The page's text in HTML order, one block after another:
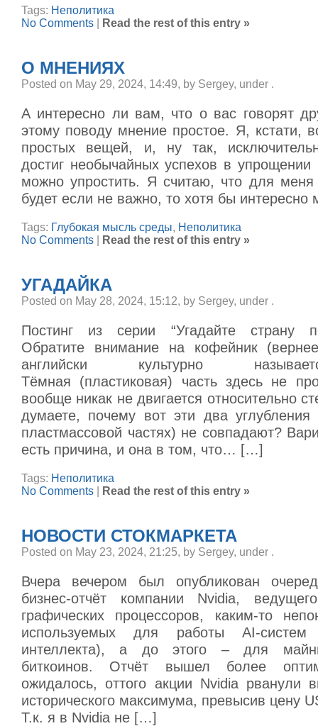
Tags: Неполитика
No Comments
Read the rest of this entry »
О МНЕНИЯХ
Posted on May 29, 2024, 14:49, by Sergey, under .
А интересно ли вам, что о вас говорят
этому поводу мнение простое. Я, кстати,
простых вещей, и, ну так,
достиг необычайных успехов в упрощении
можно упростить. Я считаю, что для
будет если не важно, то хотя бы
Tags: Глубокая мысль среды, Неполитика
No Comments
Read the rest of this entry »
УГАДАЙКА
Posted on May 28, 2024, 15:12, by Sergey, under .
Постинг из серии “Угадайте страну
Обратите внимание на кофейник
английски культурно
Тёмная (пластиковая) часть здесь не
вообще никак не двигается относительно
думаете, почему вот эти два
пластмассовой частях) не совпадают?
есть причина, и она в том, что… […]
Tags: Неполитика
No Comments
Read the rest of this entry »
НОВОСТИ СТОКМАРКЕТА
Posted on May 23, 2024, 21:25, by Sergey, under .
Вчера вечером был опубликован
бизнес-отчёт компании Nvidia,
графических процессоров, каким-то
используемых для работы AI-систем
интеллекта), а до этого – для
биткоинов. Отчёт вышел более
ожидалось, оттого акции Nvidia рванули
исторического максимума, превысив цену
Т.к. я в Nvidia не […]